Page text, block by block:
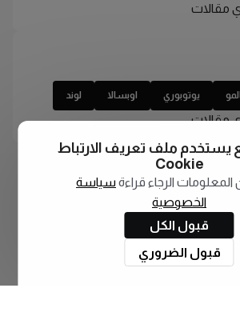
مقالات
يوتوبوري اوبسالا لوند
مقالات
يستخدم ملف تعريف الارتباط
Cookie
المعلومات الرجاء قراءة سياسة
الخصوصية
قبول الكل
قبول الضروري